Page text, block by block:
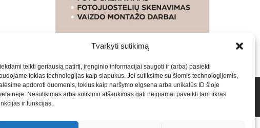
Tvarkyti sutikimą
teikti geriausią patirtį, įrenginio informacijai saugoti ir (arba) pasiekti
tokias technologijas kaip slapukus. Jei sutiksime su šiomis technologijomis,
apdoroti duomenis, tokius kaip naršymo elgsena arba unikalūs ID šioje
Nesutikimas arba sutikimo atšaukimas gali neigiamai paveikti tam tikras
ir funkcijas.
ir talpinimas į mūsų valdomas svetaines.2026Armijai.LT